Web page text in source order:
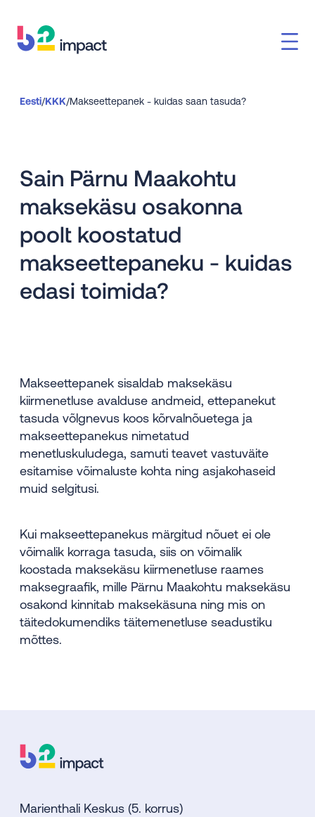
Eesti/KKK/Makseettepanek - kuidas saan tasuda?
Sain Pärnu Maakohtu
maksekäsu osakonna
poolt koostatud
makseettepaneku - kuidas
edasi toimida?
Makseettepanek sisaldab maksekäsu
kiirmenetluse avalduse andmeid, ettepanekut
tasuda võlgnevus koos kõrvalnõuetega ja
makseettepanekus nimetatud
menetluskuludega, samuti teavet vastuväite
esitamise võimaluste kohta ning asjakohaseid
muid selgitusi.
Kui makseettepanekus märgitud nõuet ei ole
võimalik korraga tasuda, siis on võimalik
koostada maksekäsu kiirmenetluse raames
maksegraafik, mille Pärnu Maakohtu maksekäsu
osakond kinnitab maksekäsuna ning mis on
täitedokumendiks täitemenetluse seadustiku
mõttes.
Marienthali Keskus (5. korrus)